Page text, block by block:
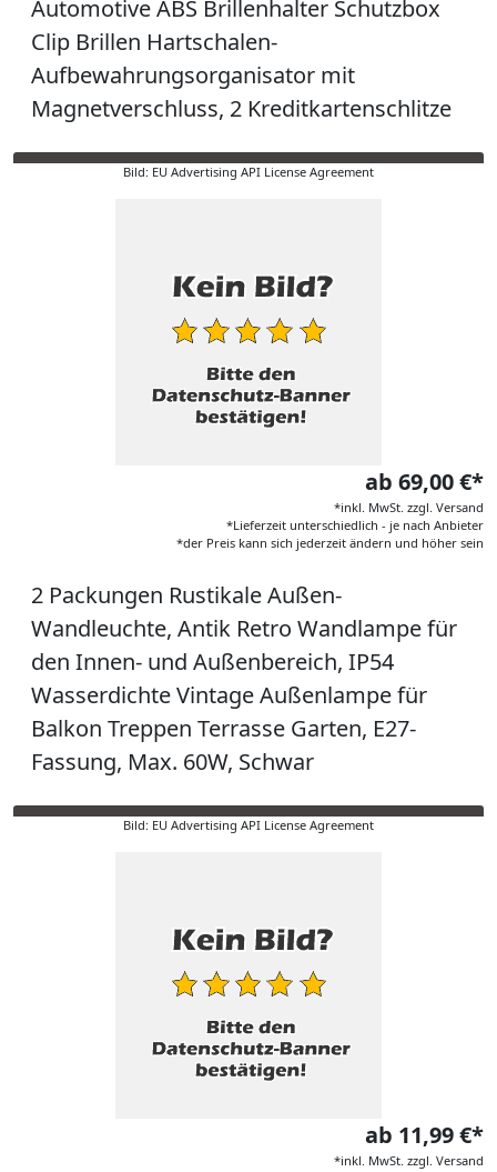
Automotive ABS Brillenhalter Schutzbox
Clip Brillen Hartschalen-
Aufbewahrungsorganisator mit
Magnetverschluss, 2 Kreditkartenschlitze
Bild: EU Advertising API License Agreement
ab 69,00 €*
*inkl. MwSt. zzgl. Versand
*Lieferzeit unterschiedlich - je nach Anbieter
*der Preis kann sich jederzeit ändern und höher sein
2 Packungen Rustikale Außen-
Wandleuchte, Antik Retro Wandlampe für
den Innen- und Außenbereich, IP54
Wasserdichte Vintage Außenlampe für
Balkon Treppen Terrasse Garten, E27-
Fassung, Max. 60W, Schwar
Bild: EU Advertising API License Agreement
ab 11,99 €*
*inkl. MwSt. zzgl. Versand